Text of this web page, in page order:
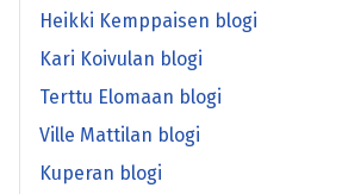
Heikki Kemppaisen blogi
Kari Koivulan blogi
Terttu Elomaan blogi
Ville Mattilan blogi
Kuperan blogi